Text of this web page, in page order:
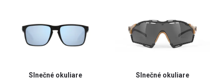
Slnečné okuliare Slnečné okuliare